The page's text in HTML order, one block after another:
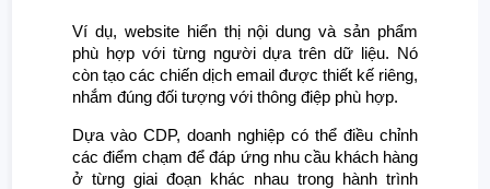
Ví dụ, website hiển thị nội dung và sản phẩm
phù hợp với từng người dựa trên dữ liệu. Nó
còn tạo các chiến dịch email được thiết kế riêng,
nhắm đúng đối tượng với thông điệp phù hợp.
Dựa vào CDP, doanh nghiệp có thể điều chỉnh
các điểm chạm để đáp ứng nhu cầu khách hàng
ở từng giai đoạn khác nhau trong hành trình